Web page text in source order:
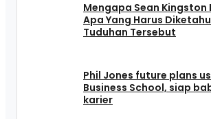
Mengapa Sean
Apa Yang Harus
Tuduhan Tersebut
Phil Jones future plans
Business School, siap
karier